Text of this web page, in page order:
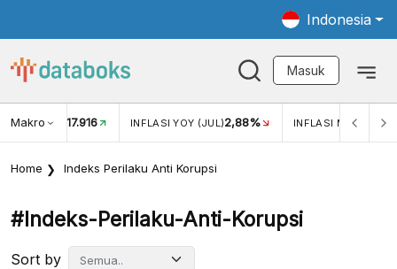
Indonesia
Masuk
Makro
USD/IDR 17.916 INFLASI YOY (JUL) 2,88% INFLASI MOM (JUL)
Home Indeks Perilaku Anti Korupsi
#indeks-Perilaku-Anti-Korupsi
Sort by